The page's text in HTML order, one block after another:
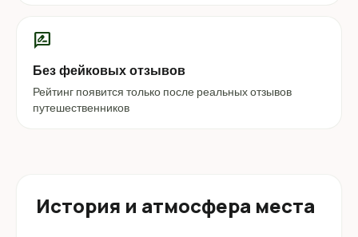
rate_review
Без фейковых отзывов
Рейтинг появится только после реальных отзывов
путешественников
История и атмосфера места